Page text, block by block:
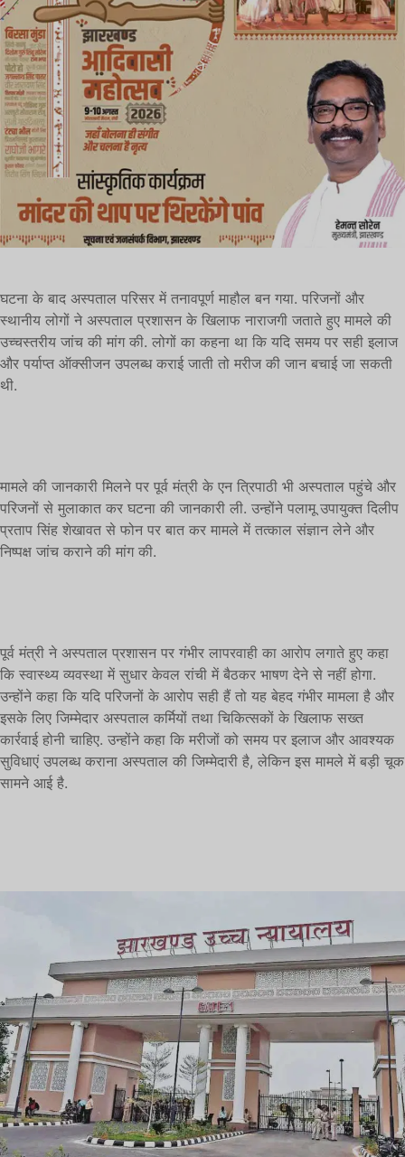
घटना के बाद अस्पताल परिसर में तनावपूर्ण माहौल बन गया. परिजनों और
स्थानीय लोगों ने अस्पताल प्रशासन के खिलाफ नाराजगी जताते हुए मामले की
उच्चस्तरीय जांच की मांग की. लोगों का कहना था कि यदि समय पर सही इलाज
और पर्याप्त ऑक्सीजन उपलब्ध कराई जाती तो मरीज की जान बचाई जा सकती
थी.
मामले की जानकारी मिलने पर पूर्व मंत्री के एन त्रिपाठी भी अस्पताल पहुंचे और
परिजनों से मुलाकात कर घटना की जानकारी ली. उन्होंने पलामू उपायुक्त दिलीप
प्रताप सिंह शेखावत से फोन पर बात कर मामले में तत्काल संज्ञान लेने और
निष्पक्ष जांच कराने की मांग की.
पूर्व मंत्री ने अस्पताल प्रशासन पर गंभीर लापरवाही का आरोप लगाते हुए कहा
कि स्वास्थ्य व्यवस्था में सुधार केवल रांची में बैठकर भाषण देने से नहीं होगा.
उन्होंने कहा कि यदि परिजनों के आरोप सही हैं तो यह बेहद गंभीर मामला है और
इसके लिए जिम्मेदार अस्पताल कर्मियों तथा चिकित्सकों के खिलाफ सख्त
कार्रवाई होनी चाहिए. उन्होंने कहा कि मरीजों को समय पर इलाज और आवश्यक
सुविधाएं उपलब्ध कराना अस्पताल की जिम्मेदारी है, लेकिन इस मामले में बड़ी चूक
सामने आई है.